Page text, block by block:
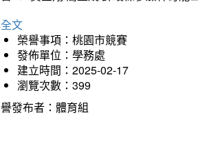
文
榮譽事項：桃園市競賽
發佈單位：學務處
建立時間：2025-02-17
瀏覽次數：399
發布者：體育組